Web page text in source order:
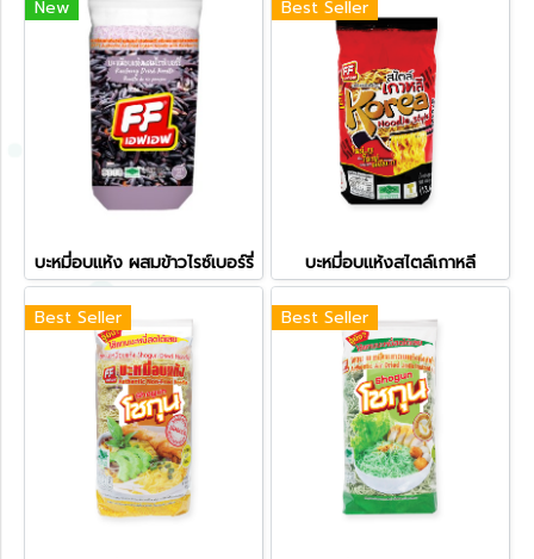
New
บะหมี่อบแห้ง ผสมข้าวไรซ์เบอร์รี่
Best Seller
บะหมี่อบแห้งสไตล์เกาหลี
Best Seller Best Seller